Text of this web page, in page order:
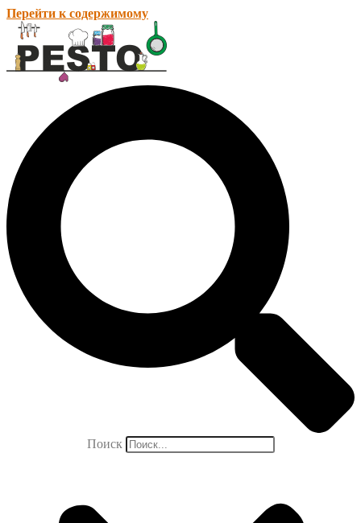
Перейти к содержимому
Поиск